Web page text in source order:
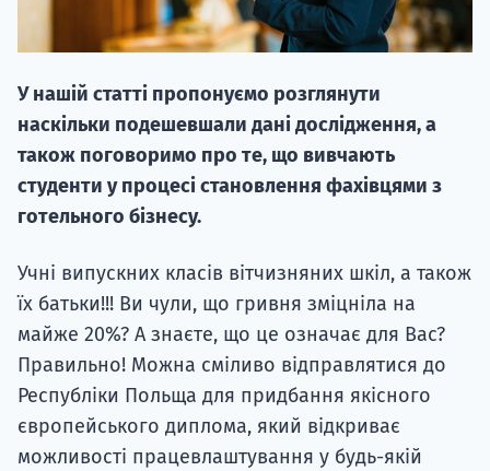
У нашій статті пропонуємо розглянути
наскільки подешевшали дані дослідження, а
також поговоримо про те, що вивчають
студенти у процесі становлення фахівцями з
готельного бізнесу.
Учні випускних класів вітчизняних шкіл, а також
їх батьки!!! Ви чули, що гривня зміцніла на
майже 20%? А знаєте, що це означає для Вас?
Правильно! Можна сміливо відправлятися до
Республіки Польща для придбання якісного
європейського диплома, який відкриває
можливості працевлаштування у будь-якій